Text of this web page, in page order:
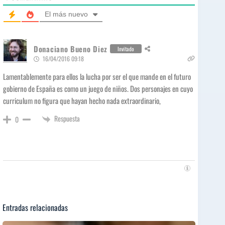
El más nuevo
Donaciano Bueno Diez Invitado
16/04/2016 09:18
Lamentablemente para ellos la lucha por ser el que mande en el futuro
gobierno de España es como un juego de niños. Dos personajes en cuyo
curriculum no figura que hayan hecho nada extraordinario,
0 Respuesta
Entradas relacionadas